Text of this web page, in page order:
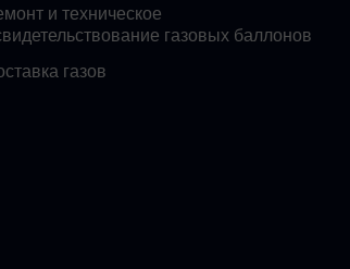
и техническое
газовых баллонов
газов